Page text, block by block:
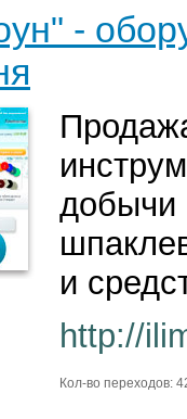
-
добычи
и
http://
Кол-во переходов: